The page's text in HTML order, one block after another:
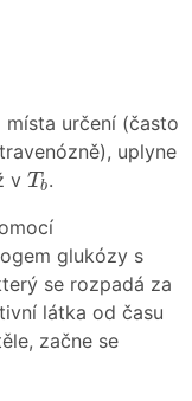
určení (často
uplyne
v Tb
Tb .
glukózy s
se rozpadá za
látka od času
začne se